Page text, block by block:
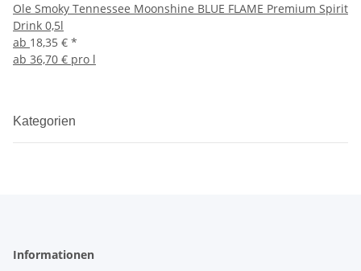
Ole Smoky Tennessee Moonshine BLUE FLAME Premium Spirit
Drink 0,5l
ab 18,35 € *
ab 36,70 € pro l
Kategorien
Informationen